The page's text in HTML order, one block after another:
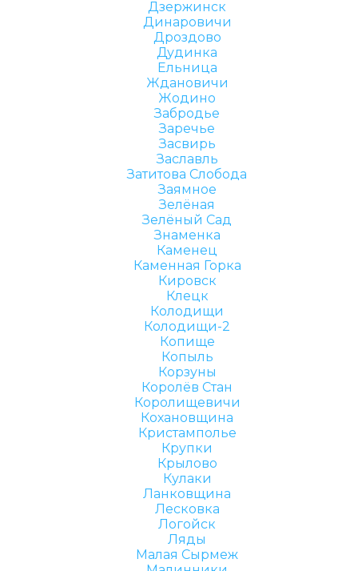
Дзержинск
Динаровичи
Дроздово
Дудинка
Ельница
Ждановичи
Жодино
Забродье
Заречье
Засвирь
Заславль
Затитова Слобода
Заямное
Зелёная
Зелёный Сад
Знаменка
Каменец
Каменная Горка
Кировск
Клецк
Колодищи
Колодищи-2
Копище
Копыль
Корзуны
Королёв Стан
Королищевичи
Кохановщина
Кристамполье
Крупки
Крылово
Кулаки
Ланковщина
Лесковка
Логойск
Ляды
Малая Сырмеж